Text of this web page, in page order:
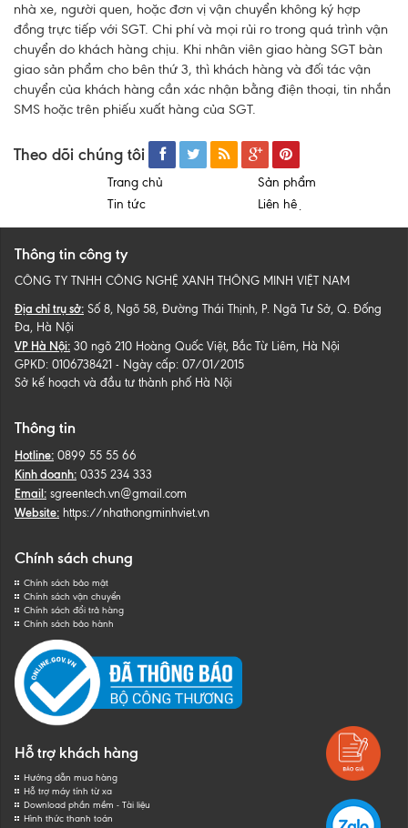
nhà xe, người quen, hoặc đơn vị vận chuyển không ký hợp
đồng trực tiếp với SGT. Chi phí và mọi rủi ro trong quá trình vận
chuyển do khách hàng chịu. Khi nhân viên giao hàng SGT bàn
giao sản phẩm cho bên thứ 3, thì khách hàng và đối tác vận
chuyển của khách hàng cần xác nhận bằng điện thoại, tin nhắn
SMS hoặc trên phiếu xuất hàng của SGT.
Theo dõi chúng tôi
Trang chủ
Sản phẩm
Tin tức
Liên hệ
Thông tin công ty
CÔNG TY TNHH CÔNG NGHỆ XANH THÔNG MINH VIỆT NAM
Địa chỉ trụ sở: Số 8, Ngõ 58, Đường Thái Thịnh, P. Ngã Tư Sở, Q. Đống
Đa, Hà Nội
VP Hà Nội: 30 ngõ 210 Hoàng Quốc Việt, Bắc Từ Liêm, Hà Nội
GPKD: 0106738421 - Ngày cấp: 07/01/2015
Sở kế hoạch và đầu tư thành phố Hà Nội
Thông tin
Hotline: 0899 55 55 66
Kinh doanh: 0335 234 333
Email: sgreentech.vn@gmail.com
Website: https://nhathongminhviet.vn
Chính sách chung
Chính sách bảo mật
Chính sách vận chuyển
Chính sách đổi trả hàng
Chính sách bảo hành
Hỗ trợ khách hàng
Hướng dẫn mua hàng
Hỗ trợ máy tính từ xa
Download phần mềm - Tài liệu
Hình thức thanh toán